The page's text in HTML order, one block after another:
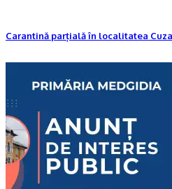
Carantină parțială în localitatea